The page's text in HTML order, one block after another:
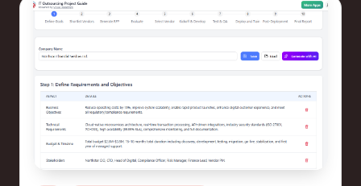
d
in